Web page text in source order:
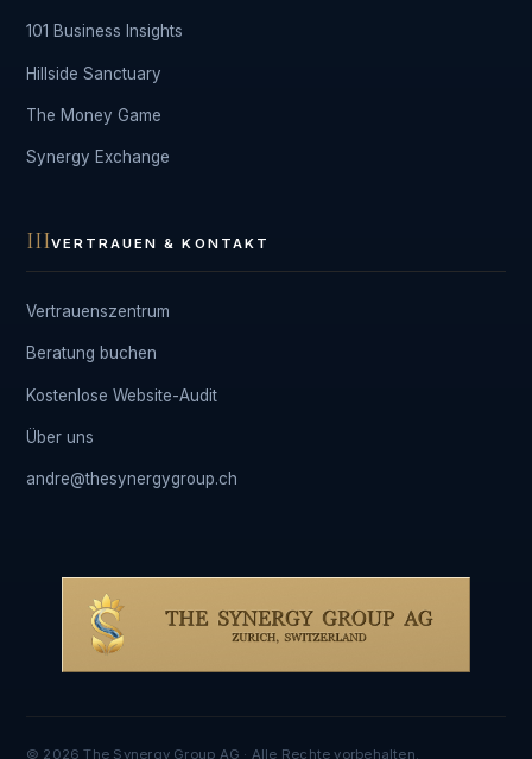
101 Business Insights
Hillside Sanctuary
The Money Game
Synergy Exchange
IIIVERTRAUEN & KONTAKT
Vertrauenszentrum
Beratung buchen
Kostenlose Website-Audit
Über uns
andre@thesynergygroup.ch
© 2026 The Synergy Group AG · Alle Rechte vorbehalten.